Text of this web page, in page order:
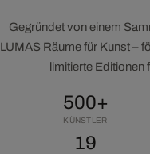
Gegründet von einem
LUMAS Räume für Kunst –
limitierte Editionen
500+
KÜNSTLER
19